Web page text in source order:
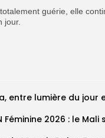
guérie, elle
jour.
entre lumière du jour